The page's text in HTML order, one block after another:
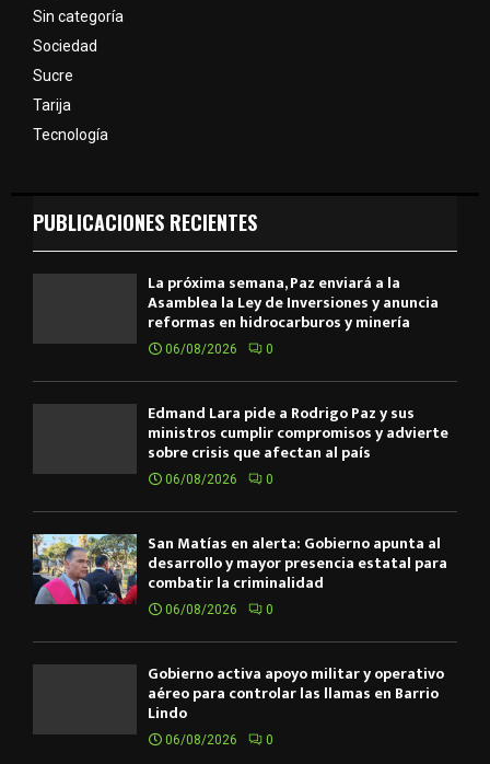
Sin categoría
Sociedad
Sucre
Tarija
Tecnología
PUBLICACIONES RECIENTES
La próxima semana, Paz enviará a la
Asamblea la Ley de Inversiones y anuncia
reformas en hidrocarburos y minería
06/08/2026 0
Edmand Lara pide a Rodrigo Paz y sus
ministros cumplir compromisos y advierte
sobre crisis que afectan al país
06/08/2026 0
San Matías en alerta: Gobierno apunta al
desarrollo y mayor presencia estatal para
combatir la criminalidad
06/08/2026 0
Gobierno activa apoyo militar y operativo
aéreo para controlar las llamas en Barrio
Lindo
06/08/2026 0